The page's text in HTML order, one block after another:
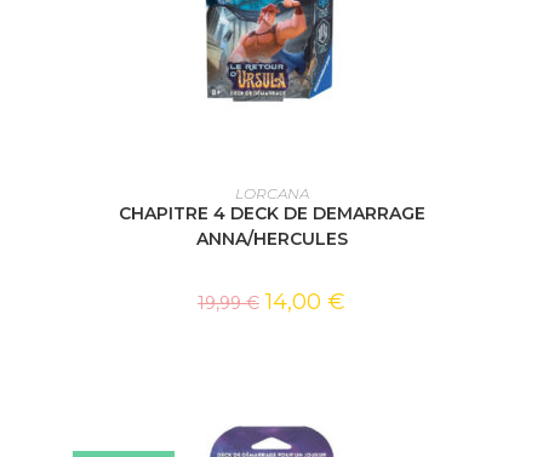
AJOUTER AU PANIER
LORCANA
CHAPITRE 4 DECK DE DEMARRAGE
ANNA/HERCULES
19,99€ 14,00 €